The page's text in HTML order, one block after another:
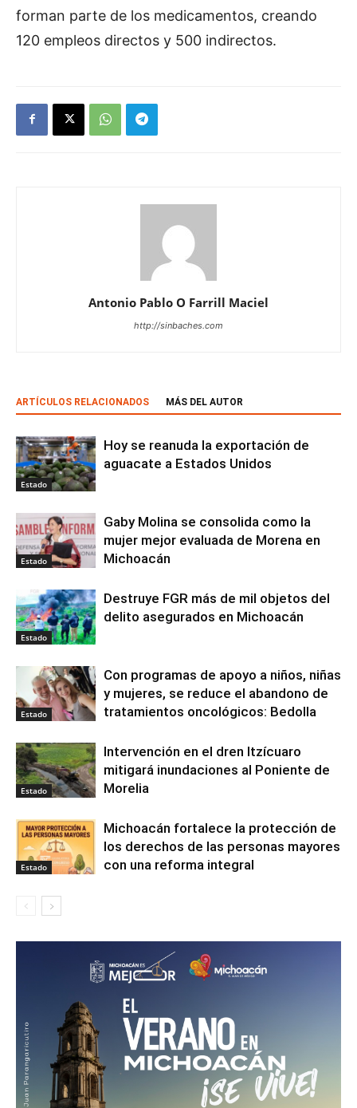
forman parte de los medicamentos, creando
120 empleos directos y 500 indirectos.
Antonio Pablo O Farrill Maciel
http://sinbaches.com
ARTÍCULOS RELACIONADOS MÁS DEL AUTOR
Estado
Hoy se reanuda la exportación de
aguacate a Estados Unidos
Estado
Gaby Molina se consolida como la
mujer mejor evaluada de Morena en
Michoacán
Estado
Destruye FGR más de mil objetos del
delito asegurados en Michoacán
Estado
Con programas de apoyo a niños, niñas
y mujeres, se reduce el abandono de
tratamientos oncológicos: Bedolla
Estado
Intervención en el dren Itzícuaro
mitigará inundaciones al Poniente de
Morelia
Estado
Michoacán fortalece la protección de
los derechos de las personas mayores
con una reforma integral